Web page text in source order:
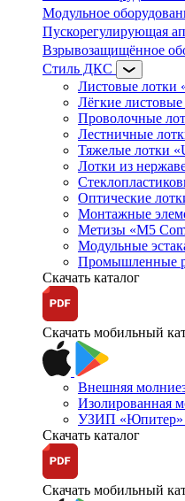
Модульное
Пускорегулирующая
Взрывозащищённое
Стиль ДКС
Листовые лотки
Лёгкие
Проволочные
Лестничные
Тяжелые лотки
Лотки из
Оптические
Монтажные
Метизы «M5
Модульные
Промышленные
Скачать каталог
Скачать мобильный
Внешняя
Изолированная
УЗИП «Юпитер»
Скачать каталог
Скачать мобильный